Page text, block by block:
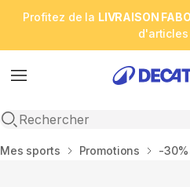
Profitez de la LIVRAISON
d'articles
Menu
Open search
Accueil
Mes sports Promotions -